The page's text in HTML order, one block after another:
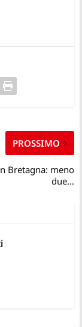
PROSSIMO
Bretagna: meno
due…